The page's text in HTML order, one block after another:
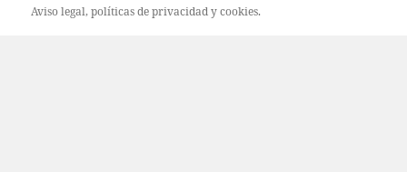
Aviso legal, políticas deprivacidadycookies.